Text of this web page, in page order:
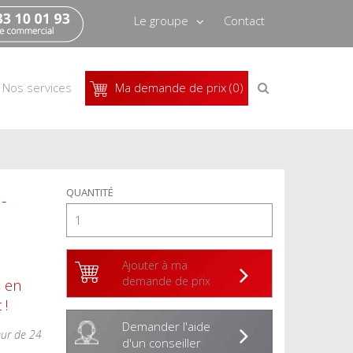
Nos services Ma demande de prix (0) Recherche
de
Le groupe
Qui sommes-nous
Recrutement
Contact
en
de 24
QUANTITÉ
Ajouter à ma
demande de prix
Demander l'aide
d'un conseiller